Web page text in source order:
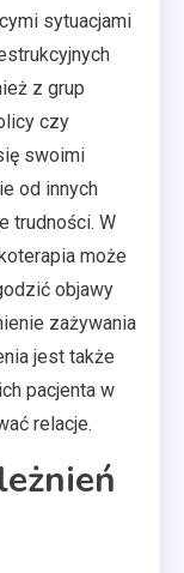
sytuacjami
z grup
czy
swoimi
od innych
trudności. W
może
objawy
zażywania
jest także
pacjenta w
relacje.